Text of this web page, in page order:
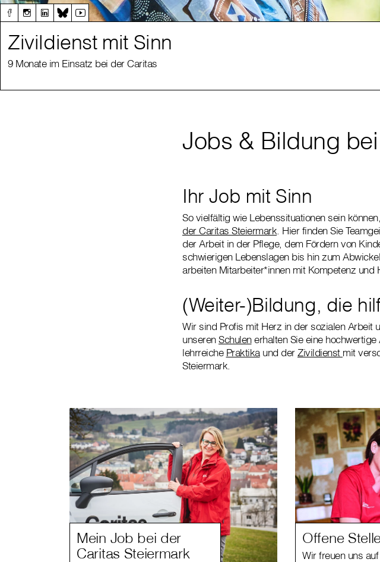
Zivildienst mit Sinn
9 Monate im Einsatz bei der Caritas
Jobs & Bildung
Ihr Job mit Sinn
So vielfältig wie Lebenssituationen sein
der Caritas Steiermark . Hier finden Sie
der Arbeit in der Pflege, dem Fördern von
schwierigen Lebenslagen bis hin zum
arbeiten Mitarbeiter*innen mit Kompetenz und
(Weiter-)Bildung, die
Wir sind Profis mit Herz in der sozialen Arbeit
unserenSchulenerhalten Sie eine
lehrreiche Praktika und derZivildienst mit
Steiermark.
Mein Job bei der
Caritas Steiermark
Offene
Wir freuen uns